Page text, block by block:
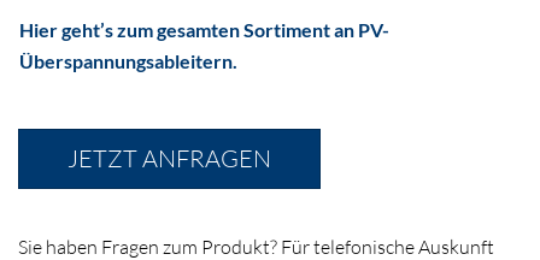
Hier geht’s zum gesamten Sortiment an PV-
Überspannungsableitern.
JETZT ANFRAGEN
Sie haben Fragen zum Produkt? Für telefonische Auskunft